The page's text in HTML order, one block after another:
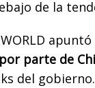
de la
parte de
del